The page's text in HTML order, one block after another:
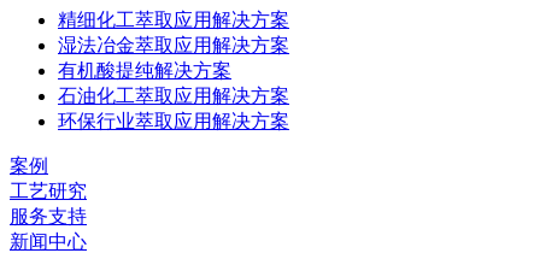
精细化工萃取应用解决方案
湿法冶金萃取应用解决方案
有机酸提纯解决方案
石油化工萃取应用解决方案
环保行业萃取应用解决方案
案例
工艺研究
服务支持
新闻中心